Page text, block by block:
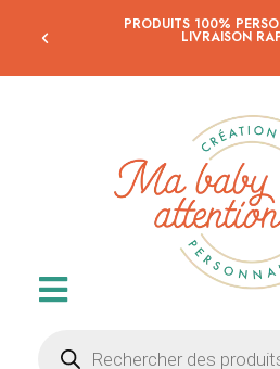
PRODUITS 100%
LIVRAISON